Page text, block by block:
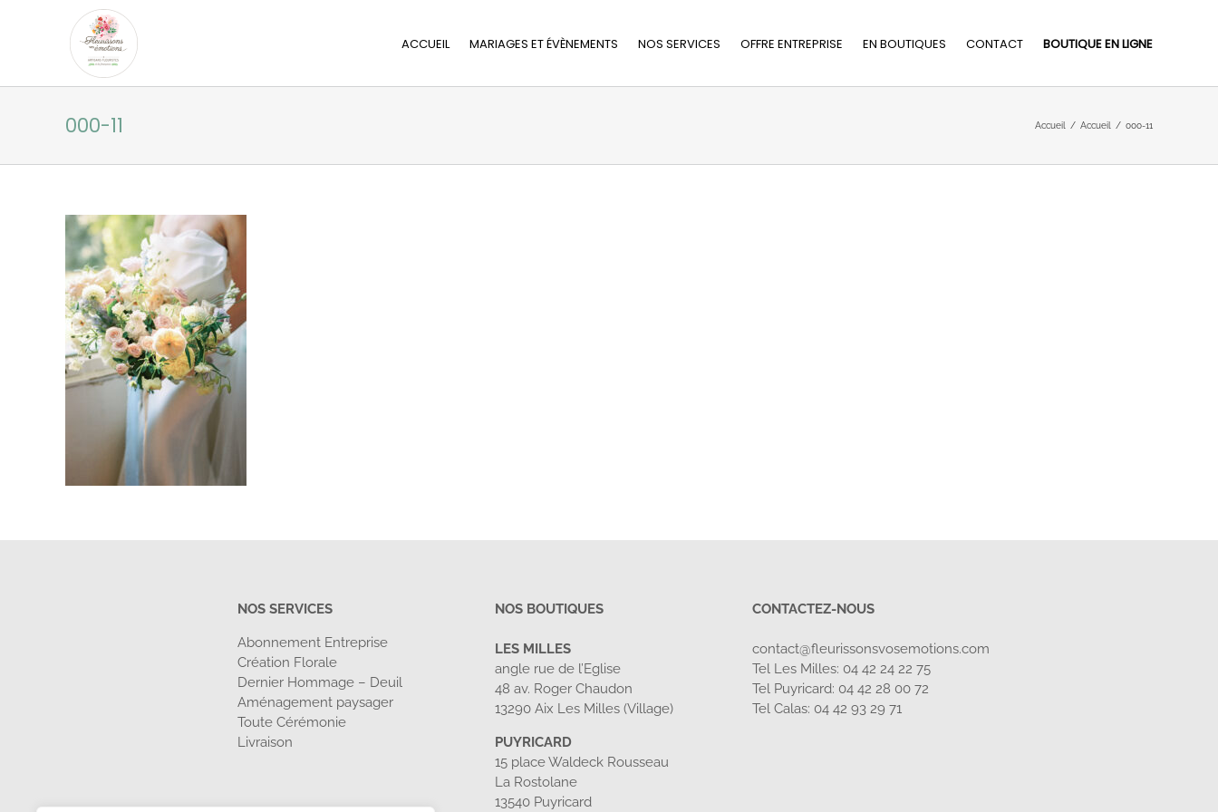
ACCUEIL MARIAGES ET ÉVÈNEMENTS NOS SERVICES OFFRE ENTREPRISE EN BOUTIQUES CONTACT BOUTIQUE EN LIGNE
000-11 Accueil / Accueil / 000-11
NOS SERVICES
Abonnement Entreprise
Création Florale
Dernier Hommage – Deuil
Aménagement paysager
Toute Cérémonie
Livraison
NOS BOUTIQUES
LES MILLES
angle rue de l’Eglise
48 av. Roger Chaudon
13290 Aix Les Milles (Village)
PUYRICARD
15 place Waldeck Rousseau
La Rostolane
13540 Puyricard
CONTACTEZ-NOUS
contact@fleurissonsvosemotions.com
Tel Les Milles: 04 42 24 22 75
Tel Puyricard: 04 42 28 00 72
Tel Calas: 04 42 93 29 71